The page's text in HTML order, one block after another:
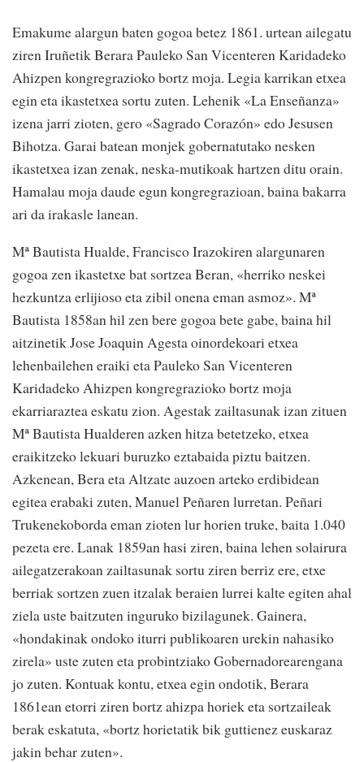
Emakume alargun baten gogoa betez 1861. urtean ailegatu
ziren Iruñetik Berara Pauleko San Vicenteren Karidadeko
Ahizpen kongregrazioko bortz moja. Legia karrikan etxea
egin eta ikastetxea sortu zuten. Lehenik «La Enseñanza»
izena jarri zioten, gero «Sagrado Corazón» edo Jesusen
Bihotza. Garai batean monjek gobernatutako nesken
ikastetxea izan zenak, neska-mutikoak hartzen ditu orain.
Hamalau moja daude egun kongregrazioan, baina bakarra
ari da irakasle lanean.
Mª Bautista Hualde, Francisco Irazokiren alargunaren
gogoa zen ikastetxe bat sortzea Beran, «herriko neskei
hezkuntza erlijioso eta zibil onena eman asmoz». Mª
Bautista 1858an hil zen bere gogoa bete gabe, baina hil
aitzinetik Jose Joaquin Agesta oinordekoari etxea
lehenbailehen eraiki eta Pauleko San Vicenteren
Karidadeko Ahizpen kongregrazioko bortz moja
ekarriaraztea eskatu zion. Agestak zailtasunak izan zituen
Mª Bautista Hualderen azken hitza betetzeko, etxea
eraikitzeko lekuari buruzko eztabaida piztu baitzen.
Azkenean, Bera eta Altzate auzoen arteko erdibidean
egitea erabaki zuten, Manuel Peñaren lurretan. Peñari
Trukenekoborda eman zioten lur horien truke, baita 1.040
pezeta ere. Lanak 1859an hasi ziren, baina lehen solairura
ailegatzerakoan zailtasunak sortu ziren berriz ere, etxe
berriak sortzen zuen itzalak beraien lurrei kalte egiten ahal
ziela uste baitzuten inguruko bizilagunek. Gainera,
«hondakinak ondoko iturri publikoaren urekin nahasiko
zirela» uste zuten eta probintziako Gobernadorearengana
jo zuten. Kontuak kontu, etxea egin ondotik, Berara
1861ean etorri ziren bortz ahizpa horiek eta sortzaileak
berak eskatuta, «bortz horietatik bik guttienez euskaraz
jakin behar zuten».